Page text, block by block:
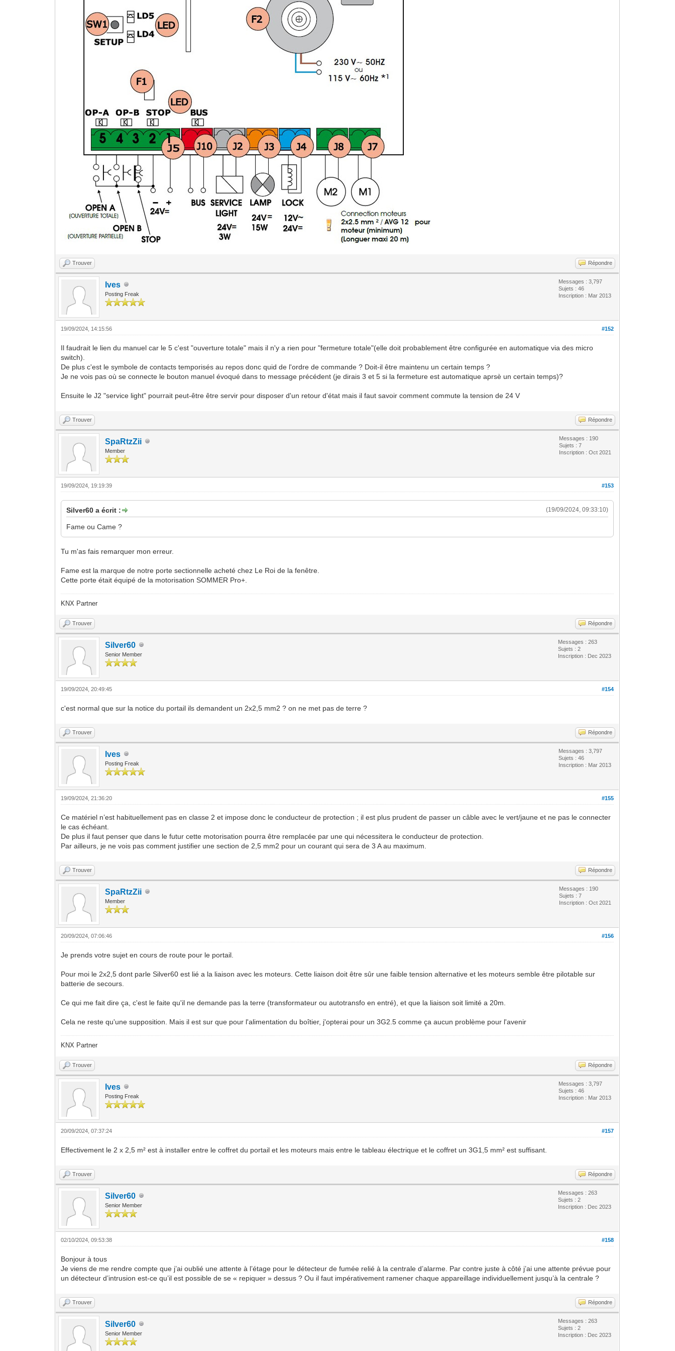
Trouver Répondre
Ives
Posting Freak
Messages : 3,797
Sujets : 46
Inscription : Mar 2013
#152
19/09/2024, 14:15:56
Il faudrait le lien du manuel car le 5 c'est "ouverture totale" mais il n'y a rien pour "fermeture totale"(elle doit probablement être configurée en automatique via des micro
switch).
De plus c'est le symbole de contacts temporisés au repos donc quid de l'ordre de commande ? Doit-il être maintenu un certain temps ?
Je ne vois pas où se connecte le bouton manuel évoqué dans to message précédent (je dirais 3 et 5 si la fermeture est automatique aprsè un certain temps)?
Ensuite le J2 "service light" pourrait peut-être être servir pour disposer d'un retour d'état mais il faut savoir comment commute la tension de 24 V
Trouver Répondre
SpaRtzZii
Member
Messages : 190
Sujets : 7
Inscription : Oct 2021
#153
19/09/2024, 19:19:39
(19/09/2024, 09:33:10)
Silver60 a écrit :
Fame ou Came ?
Tu m'as fais remarquer mon erreur.
Fame est la marque de notre porte sectionnelle acheté chez Le Roi de la fenêtre.
Cette porte était équipé de la motorisation SOMMER Pro+.
KNX Partner
Trouver Répondre
Silver60
Senior Member
Messages : 263
Sujets : 2
Inscription : Dec 2023
#154
19/09/2024, 20:49:45
c'est normal que sur la notice du portail ils demandent un 2x2,5 mm2 ? on ne met pas de terre ?
Trouver Répondre
Ives
Posting Freak
Messages : 3,797
Sujets : 46
Inscription : Mar 2013
#155
19/09/2024, 21:36:20
Ce matériel n’est habituellement pas en classe 2 et impose donc le conducteur de protection ; il est plus prudent de passer un câble avec le vert/jaune et ne pas le connecter
le cas échéant.
De plus il faut penser que dans le futur cette motorisation pourra être remplacée par une qui nécessitera le conducteur de protection.
Par ailleurs, je ne vois pas comment justifier une section de 2,5 mm2 pour un courant qui sera de 3 A au maximum.
Trouver Répondre
SpaRtzZii
Member
Messages : 190
Sujets : 7
Inscription : Oct 2021
#156
20/09/2024, 07:06:46
Je prends votre sujet en cours de route pour le portail.
Pour moi le 2x2,5 dont parle Silver60 est lié a la liaison avec les moteurs. Cette liaison doit être sûr une faible tension alternative et les moteurs semble être pilotable sur
batterie de secours.
Ce qui me fait dire ça, c'est le faite qu'il ne demande pas la terre (transformateur ou autotransfo en entré), et que la liaison soit limité a 20m.
Cela ne reste qu'une supposition. Mais il est sur que pour l'alimentation du boîtier, j'opterai pour un 3G2.5 comme ça aucun problème pour l'avenir
KNX Partner
Trouver Répondre
Ives
Posting Freak
Messages : 3,797
Sujets : 46
Inscription : Mar 2013
#157
20/09/2024, 07:37:24
Effectivement le 2 x 2,5 m² est à installer entre le coffret du portail et les moteurs mais entre le tableau électrique et le coffret un 3G1,5 mm² est suffisant.
Trouver Répondre
Silver60
Senior Member
Messages : 263
Sujets : 2
Inscription : Dec 2023
#158
02/10/2024, 09:53:38
Bonjour à tous
Je viens de me rendre compte que j’ai oublié une attente à l’étage pour le détecteur de fumée relié à la centrale d’alarme. Par contre juste à côté j’ai une attente prévue pour
un détecteur d’intrusion est-ce qu’il est possible de se « repiquer » dessus ? Ou il faut impérativement ramener chaque appareillage individuellement jusqu’à la centrale ?
Trouver Répondre
Silver60
Senior Member
Messages : 263
Sujets : 2
Inscription : Dec 2023